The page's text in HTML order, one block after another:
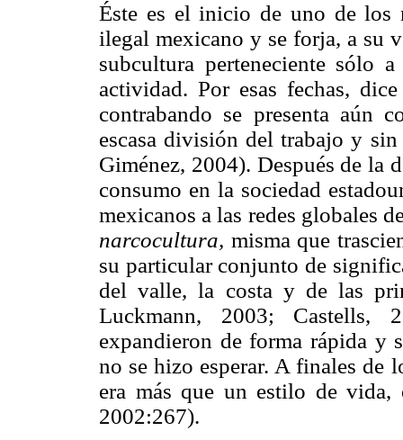
Éste es el inicio de uno de los
ilegal mexicano y se forja, a su
subcultura perteneciente sólo
actividad. Por esas fechas,
contrabando se presenta aún
escasa división del trabajo y
Giménez, 2004). Después de la
consumo en la sociedad
mexicanos a las redes globales
narcocultura, misma que
su particular conjunto de
del valle, la costa y de las
Luckmann, 2003; Castells,
expandieron de forma rápida y
no se hizo esperar. A finales de
era más que un estilo de
2002:267).